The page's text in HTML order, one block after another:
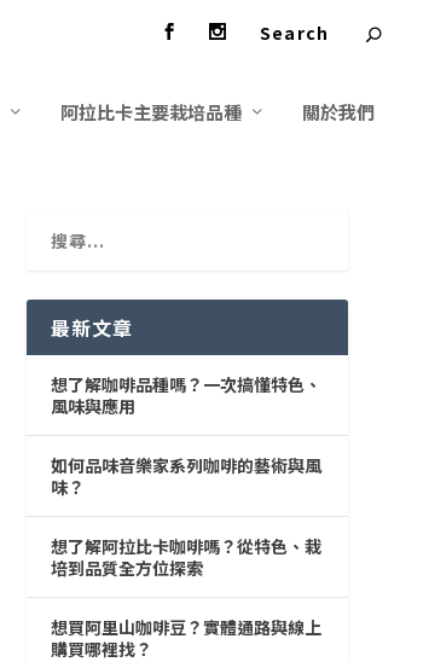
阿拉比卡主要栽培品種 關於我們
最新文章
想了解咖啡品種嗎？一次搞懂特色、
風味與應用
如何品味音樂家系列咖啡的藝術與風
味？
想了解阿拉比卡咖啡嗎？從特色、栽
培到品質全方位探索
想買阿里山咖啡豆？實體通路與線上
購買哪裡找？